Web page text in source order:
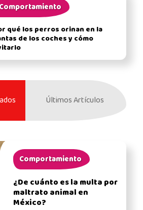
Comportamiento
qué los perros orinan en la
de los coches y cómo
Últimos Artículos
Comportamiento
¿De cuánto es la multa por
maltrato animal en
México?